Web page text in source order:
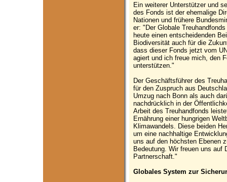
Ein weiterer Unterstützer und
des Fonds ist der ehemalige
Nationen und frühere
er: "Der Globale
heute einen entscheidenden
Biodiversität auch für die
dass dieser Fonds jetzt vom
agiert und ich freue mich, den
unterstützen."
Der Geschäftsführer des
für den Zuspruch aus
Umzug nach Bonn als auch
nachdrücklich in der
Arbeit des Treuhandfonds
Ernährung einer hungrigen
Klimawandels. Diese beiden
um eine nachhaltige
uns auf den höchsten Ebenen
Bedeutung. Wir freuen uns auf
Partnerschaft."
Globales System zur